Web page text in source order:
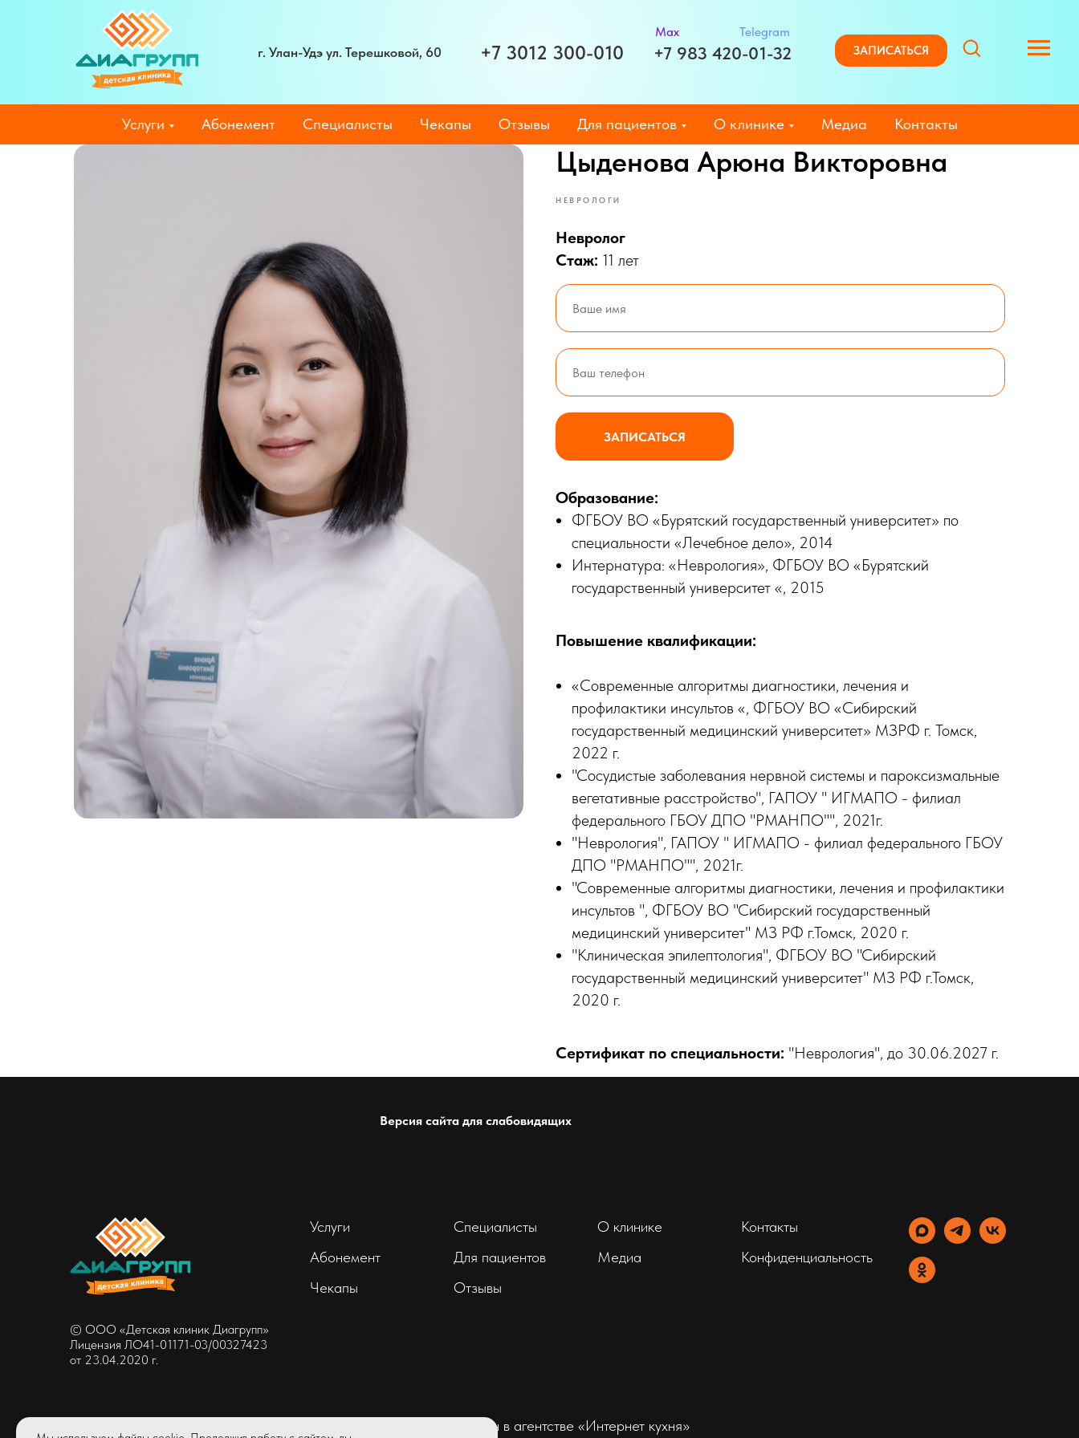
ЗАПИСАТЬСЯ
+7 3012 300-010 +7 983 420-01-32
Max Telegram
г. Улан-Удэ ул. Терешковой, 60
Услуги Абонемент Специалисты Чекапы Отзывы Для пациентов О клинике Медиа Контакты
Цыденова Арюна Викторовна
НЕВРОЛОГИ
Невролог
Стаж: 11 лет
ЗАПИСАТЬСЯ
Образование:
ФГБОУ ВО «Бурятский государственный университет» по
специальности «Лечебное дело», 2014
Интернатура: «Неврология», ФГБОУ ВО «Бурятский
государственный университет «, 2015
Повышение квалификации:
«Современные алгоритмы диагностики, лечения и
профилактики инсультов «, ФГБОУ ВО «Сибирский
государственный медицинский университет» МЗРФ г. Томск,
2022 г.
"Сосудистые заболевания нервной системы и пароксизмальные
вегетативные расстройство", ГАПОУ " ИГМАПО - филиал
федерального ГБОУ ДПО "РМАНПО"", 2021г.
"Неврология", ГАПОУ " ИГМАПО - филиал федерального ГБОУ
ДПО "РМАНПО"", 2021г.
"Современные алгоритмы диагностики, лечения и профилактики
инсультов ", ФГБОУ ВО "Сибирский государственный
медицинский университет" МЗ РФ г.Томск, 2020 г.
"Клиническая эпилептология", ФГБОУ ВО "Сибирский
государственный медицинский университет" МЗ РФ г.Томск,
2020 г.
Сертификат по специальности: "Неврология", до 30.06.2027 г.
Версия сайта для слабовидящих
© ООО «Детская клиник Диагрупп»
Лицензия ЛО41-01171-03/00327423
от 23.04.2020 г.
Услуги
Абонемент
Чекапы
Специалисты
Для пациентов
Отзывы
О клинике
Медиа
Контакты
Конфиденциальность
Сайт разработан в агентстве «Интернет кухня»